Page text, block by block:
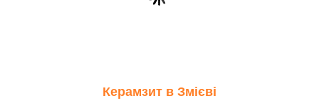
Керамзит в Змієві